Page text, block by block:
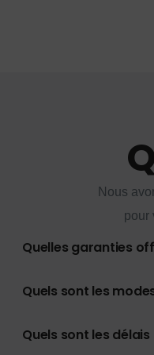
Nous
pour
Quelles garanties
Quels sont les
Quels sont les